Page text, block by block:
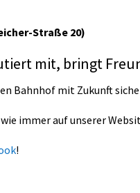
Straße 20)
mit, bringt
Bahnhof mit Zukunft
immer auf unserer
!